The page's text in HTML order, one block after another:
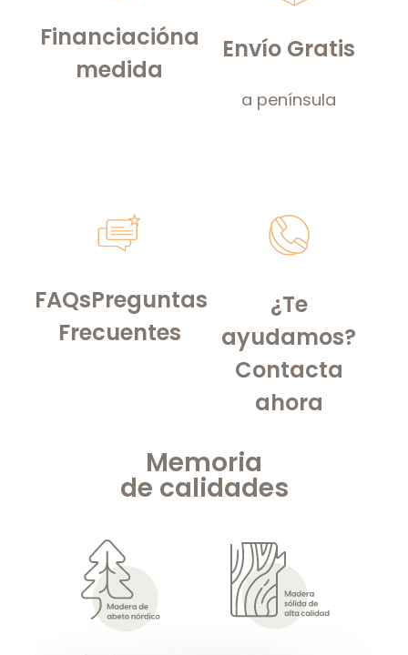
Financiacióna
medida
Envío Gratis
a península
FAQsPreguntas
Frecuentes
¿Te
ayudamos?
Contacta
ahora
Memoria
de calidades